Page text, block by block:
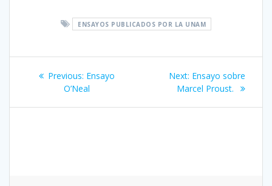
ENSAYOS PUBLICADOS POR LA UNAM
Post
navigation
Previous: Previous
post:
Ensayo
O’Neal
Next: Next
post:
Ensayo sobre
Marcel Proust.